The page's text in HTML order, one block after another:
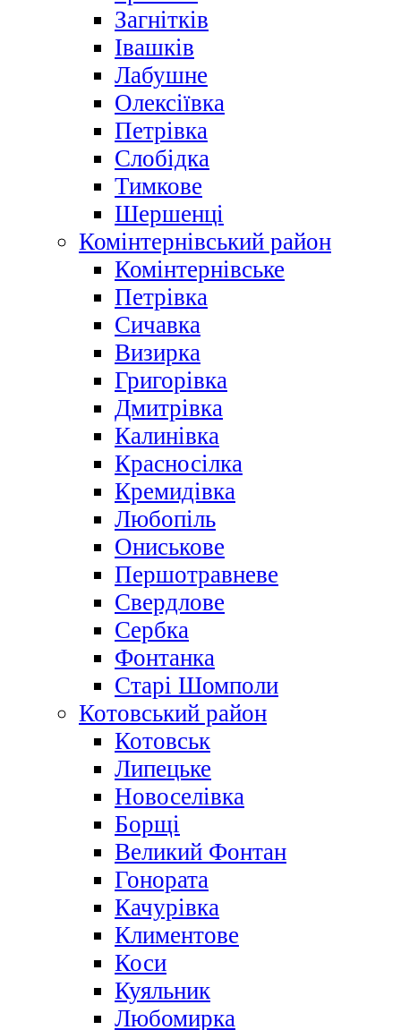
Загнітків
Івашків
Лабушне
Олексіївка
Петрівка
Слобідка
Тимкове
Шершенці
Комінтернівський район
Комінтернівське
Петрівка
Сичавка
Визирка
Григорівка
Дмитрівка
Калинівка
Красносілка
Кремидівка
Любопіль
Ониськове
Першотравневе
Свердлове
Сербка
Фонтанка
Старі Шомполи
Котовський район
Котовськ
Липецьке
Новоселівка
Борщі
Великий Фонтан
Гонората
Качурівка
Климентове
Коси
Куяльник
Любомирка